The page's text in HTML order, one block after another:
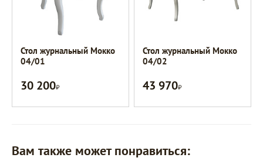
Стол журнальный Мокко
04/01
30 200Р
Стол журнальный Мокко
04/02
43 970Р
Вам также может понравиться: